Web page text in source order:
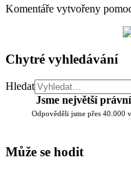
Komentáře vytvořeny
Chytré vyhledávání
Hledat
Jsme největší
Odpověděli jsme přes 40.000
Může se hodit